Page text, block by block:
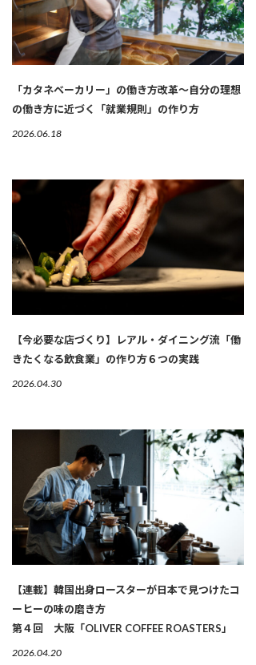
「カタネベーカリー」の働き方改革～自分の理想
の働き方に近づく「就業規則」の作り方
2026.06.18
【今必要な店づくり】レアル・ダイニング流「働
きたくなる飲食業」の作り方６つの実践
2026.04.30
【連載】韓国出身ロースターが日本で見つけたコ
ーヒーの味の磨き方
第４回 大阪「OLIVER COFFEE ROASTERS」
2026.04.20